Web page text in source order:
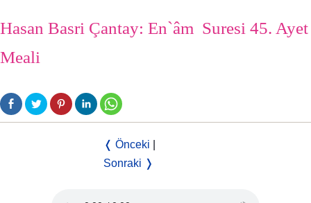
Hasan Basri Çantay: En`âm Suresi 45. Ayet
Meali
❬ Önceki
Sonraki ❭